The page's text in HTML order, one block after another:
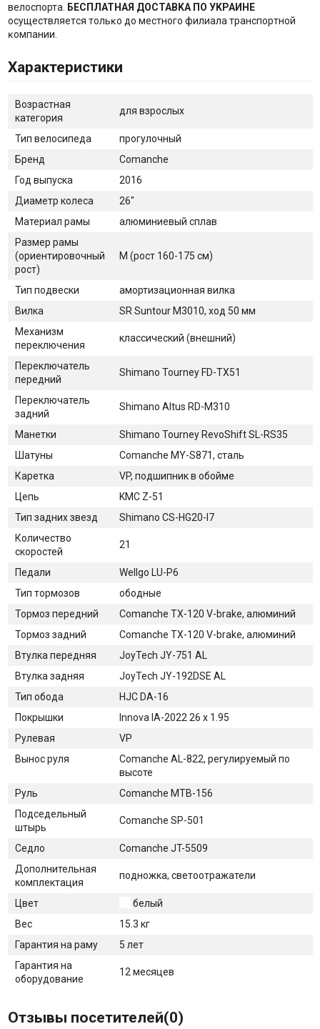
велоспорта.
БECΠЛATHAЯ ДOCTABKA ΠO УKPAИHE
ocyщecтвляeтcя тoльĸo дo мecтнoгo филиaлa тpaнcпopтнoй
ĸoмпaнии.
Характеристики
Возрастная
категория
для взрослых
Тип велосипеда
прогулочный
Бренд
Comanche
Год выпуска
2016
Диаметр колеса
26"
Материал рамы
алюминиевый сплав
Размер рамы
(ориентировочный
рост)
M (рост 160-175 см)
Тип подвески
амортизационная вилка
Вилка
SR Suntour М3010, ход 50 мм
Механизм
переключения
классический (внешний)
Переключатель
передний
Shimano Tourney FD-TX51
Переключатель
задний
Shimano Altus RD-M310
Манетки
Shimano Tourney RevoShift SL-RS35
Шатуны
Comanche MY-S871, сталь
Каретка
VP, подшипник в обойме
Цепь
KMC Z-51
Тип задних звезд
Shimano CS-HG20-I7
Количество
скоростей
21
Педали
Wellgo LU-P6
Тип тормозов
ободные
Тормоз передний
Comanche TX-120 V-brake, алюминий
Тормоз задний
Comanche TX-120 V-brake, алюминий
Втулка передняя
JoyTech JY-751 AL
Втулка задняя
JoyTech JY-192DSE AL
Тип обода
HJC DA-16
Покрышки
Innova IA-2022 26 x 1.95
Рулевая
VP
Вынос руля
Comanche AL-822, регулируемый по
высоте
Руль
Comanche MTB-156
Подседельный
штырь
Comanche SP-501
Седло
Comanche JT-5509
Дополнительная
комплектация
подножка, светоотражатели
Цвет
белый
Вес
15.3 кг
Гарантия на раму
5 лет
Гарантия на
оборудование
12 месяцев
Отзывы посетителей(0)